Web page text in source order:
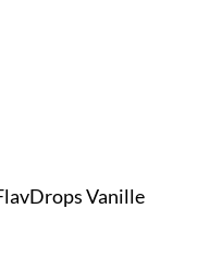
Vanille